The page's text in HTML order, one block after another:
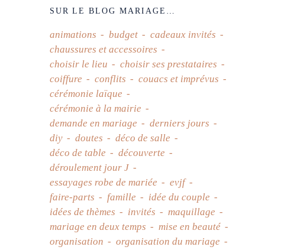
SUR LE BLOG MARIAGE…
animations budget
cadeaux invités
chaussures et accessoires
choisir le lieu
choisir ses prestataires
coiffure
conflits
couacs et imprévus
cérémonie laïque
cérémonie à la mairie
demande en mariage
derniers jours
diy
doutes
déco de salle
déco de table
découverte
déroulement jour J
essayages robe de mariée
evjf
faire-parts
famille
idée du couple
idées de thèmes
invités
maquillage
mariage en deux temps
mise en beauté
organisation
organisation du mariage